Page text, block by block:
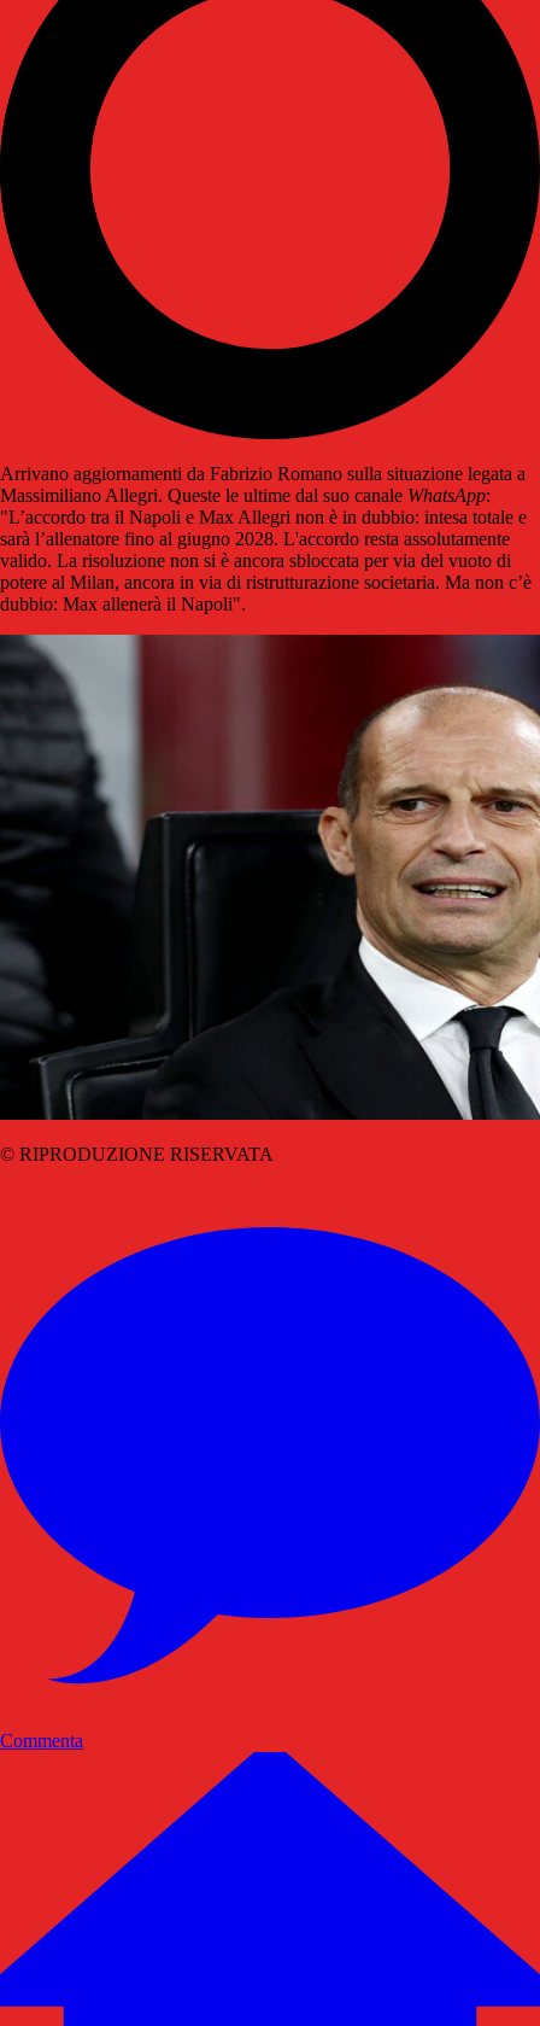
Arrivano aggiornamenti da Fabrizio Romano sulla situazione legata a
Massimiliano Allegri. Queste le ultime dal suo canale WhatsApp:
"L’accordo tra il Napoli e Max Allegri non è in dubbio: intesa totale e
sarà l’allenatore fino al giugno 2028. L'accordo resta assolutamente
valido. La risoluzione non si è ancora sbloccata per via del vuoto di
potere al Milan, ancora in via di ristrutturazione societaria. Ma non c’è
dubbio: Max allenerà il Napoli".
© RIPRODUZIONE RISERVATA
Commenta